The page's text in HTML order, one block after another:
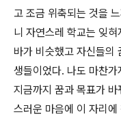
고 조금 위축되는 것을
니 자연스레 학교는 잊
바가 비슷했고 자신들의
생들이었다. 나도 마찬
지금까지 꿈과 목표가
스러운 마음에 이 자리